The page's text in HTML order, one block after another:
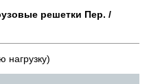
решетки Пер. /
нагрузку)